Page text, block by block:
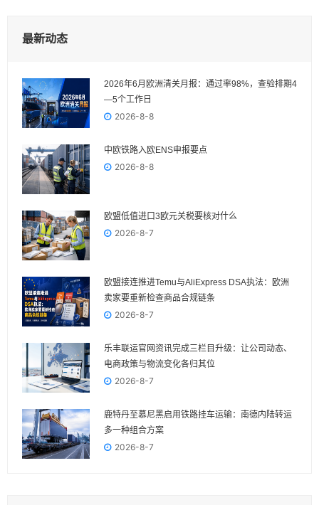
最新动态
2026年6月欧洲清关月报：通过率98%，查验排期4
—5个工作日
2026-8-8
中欧铁路入欧ENS申报要点
2026-8-8
欧盟低值进口3欧元关税要核对什么
2026-8-7
欧盟接连推进Temu与AliExpress DSA执法：欧洲
卖家要重新检查商品合规链条
2026-8-7
乐丰联运官网资讯完成三栏目升级：让公司动态、
电商政策与物流变化各归其位
2026-8-7
鹿特丹至慕尼黑启用铁路挂车运输：南德内陆转运
多一种组合方案
2026-8-7